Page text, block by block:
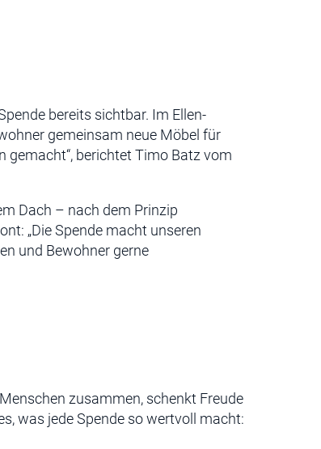
bereits sichtbar. Im Ellen-
gemeinsam neue Möbel für
gemacht“, berichtet Timo Batz vom
Dach – nach dem Prinzip
„Die Spende macht unseren
und Bewohner gerne
zusammen, schenkt Freude
was jede Spende so wertvoll macht: